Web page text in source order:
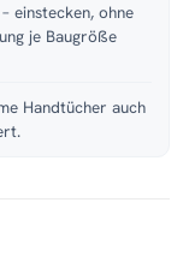
– einstecken, ohne
je Baugröße
Handtücher auch